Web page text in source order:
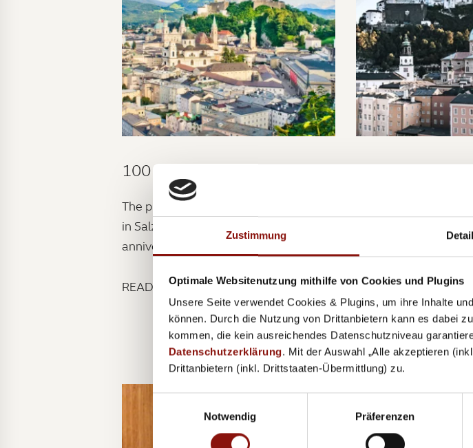
Zustimmung
Optimale Websitenutzung mithilfe von Cookies und Plugins
Unsere Seite verwendet Cookies & Plugins, um ihre Inhalte
können. Durch die Nutzung von Drittanbietern kann es dabei
kommen, die kein ausreichendes Datenschutzniveau
Datenschutzerklärung. Mit der Auswahl „Alle akzeptieren
Drittanbietern (inkl. Drittstaaten-Übermittlung) zu.
Notwendig
Präferenzen
100 years Salzburg Festival
The play "Jedermann" (or "Everyman")
in Salzburg will be 100! The
anniversary of the Salzburg...
READ ON →
Behind the
Festival from a
READ ON →